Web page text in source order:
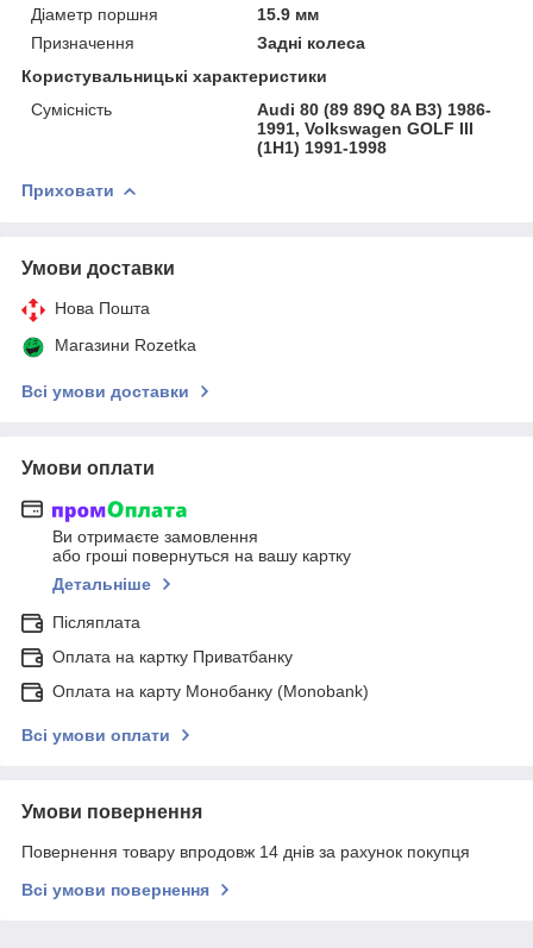
Діаметр поршня
15.9 мм
Призначення
Задні колеса
Користувальницькі характеристики
Сумісність
Audi 80 (89 89Q 8A B3) 1986-
1991, Volkswagen GOLF III
(1H1) 1991-1998
Приховати
Умови доставки
Нова Пошта
Магазини Rozetka
Всі умови доставки
Умови оплати
Ви отримаєте замовлення
або гроші повернуться на вашу картку
Детальніше
Післяплата
Оплата на картку Приватбанку
Оплата на карту Монобанку (Monobank)
Всі умови оплати
Умови повернення
Повернення товару впродовж 14 днів за рахунок покупця
Всі умови повернення